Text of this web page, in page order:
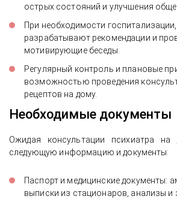
острых состояний и улучшения
При необходимости
разрабатывают рекомендации и
мотивирующие беседы.
Регулярный контроль и плановые
возможностью проведения
рецептов на дому.
Необходимые документы
Ожидая консультации психиатра на
следующую информацию и документы:
Паспорт и медицинские документы:
выписки из стационаров, анализы и